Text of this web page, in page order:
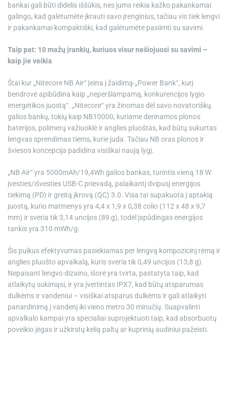
bankai gali būti didelis iššūkis, nes jums reikia kažko pakankamai
galingo, kad galėtumėte įkrauti savo įrenginius, tačiau vis tiek lengvi
ir pakankamai kompaktiški, kad galėtumėte pasiimti su savimi.
Taip pat: 10 mažų įrankių, kuriuos visur nešiojuosi su savimi –
kaip jie veikia
Štai kur „Nitecore NB Air“ Įeina į žaidimą-„Power Bank“, kurį
bendrovė apibūdina kaip „neperšlampamą, konkurencijos lygio
energetikos juostą“. „Nitecore“ yra žinomas dėl savo novatoriškų
galios bankų, tokių kaip NB10000, kuriame derinamos plonos
baterijos, polimerų važiuoklė ir anglies pluoštas, kad būtų sukurtas
lengvas sprendimas tiems, kurie juda. Tačiau NB oras plonos ir
šviesos koncepcija padidina visiškai naują lygį.
„NB Air“ yra 5000mAh/19,4Wh galios bankas, turintis vieną 18 W
įvesties/išvesties USB-C prievadą, palaikantį dvipusį energijos
tiekimą (PD) ir greitą įkrovą (QC) 3.0. Visa tai supakuota į aptakią
juostą, kurio matmenys yra 4,4 x 1,9 x 0,38 colio (112 x 48 x 9,7
mm) ir sveria tik 3,14 uncijos (89 g), todėl įspūdingas energijos
tankis yra 310 mWh/g.
Šis puikus efektyvumas pasiekiamas per lengvą kompozicinį rėmą ir
anglies pluošto apvalkalą, kuris sveria tik 0,49 uncijos (13,8 g).
Nepaisant lengvo dizaino, išorė yra tvirta, pastatyta taip, kad
atlaikytų sukimąsi, ir yra įvertintas IPX7, kad būtų atsparumas
dulkėms ir vandeniui – visiškai atsparus dulkėms ir gali atlaikyti
panardinimą į vandenį iki vieno metro 30 minučių. Suapvalinti
apvalkalo kampai yra specialiai suprojektuoti taip, kad absorbuotų
poveikio jėgas ir užkirstų kelią paltų ar kuprinių audiniui pažeisti.